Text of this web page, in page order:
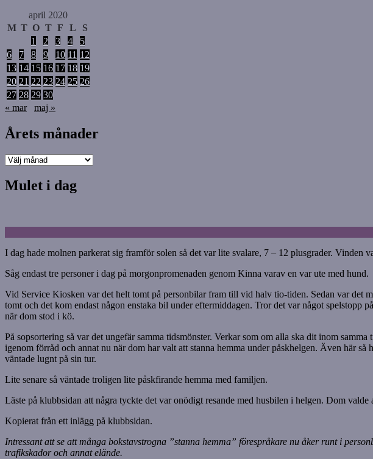
april 2020
M T O T F L
S
1
2 3 4
5
6
7 8 9 10 11 12
13 14 15 16 17 18 19
20 21 22 23 24 25 26
27 28 29 30
« mar
maj »
Årets månader
Årets
Mulet i dag
I dag hade molnen parkerat sig framför solen så det var lite svalare, 7 – 12 plusgrader. Vinden
Såg endast tre personer i dag på morgonpromenaden genom Kinna varav en var ute med hund.
Vid Service Kiosken var det helt tomt på personbilar fram till vid halv tio-tiden. Sedan var det
tomt och det kom endast någon enstaka bil under eftermiddagen. Tror det var något
när dom stod i kö.
På sopsortering så var det ungefär samma tidsmönster. Verkar som om alla ska dit inom
igenom förråd och annat nu när dom har valt att stanna hemma under påskhelgen. Även här
väntade lugnt på sin tur.
Lite senare så väntade troligen lite påskfirande hemma med familjen.
Läste på klubbsidan att några tyckte det var onödigt resande med husbilen i helgen. Dom valde
Kopierat från ett inlägg på klubbsidan.
Intressant att se att många bokstavstrogna ”stanna hemma” förespråkare nu åker runt i
trafikskador och annat elände.